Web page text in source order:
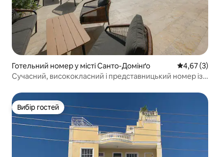
Готельний номер у місті Санто-Домінґо Середня
4,67 (3)
Сучасний, висококласний і представницький номер із
Вибір гостей
Вибір гостей